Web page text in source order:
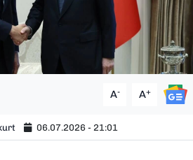
A- A+
06.07.2026 - 21:01